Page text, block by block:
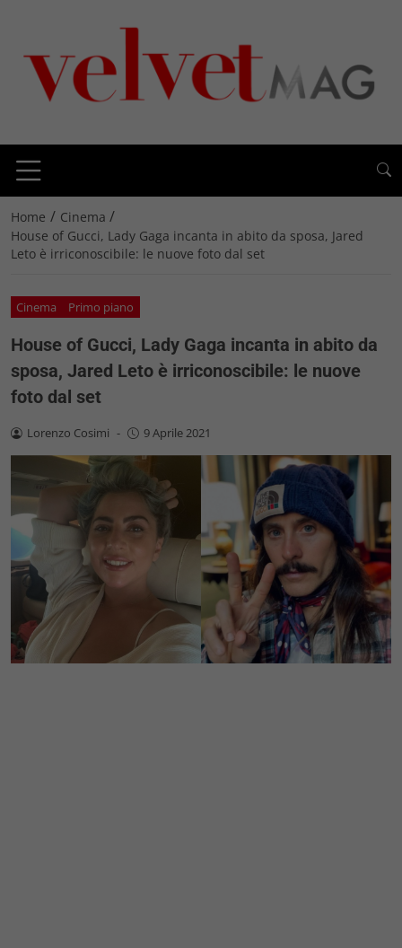
Home / Cinema /
House of Gucci, Lady Gaga incanta in abito da sposa, Jared
Leto è irriconoscibile: le nuove foto dal set
Cinema Primo piano
House of Gucci, Lady Gaga incanta in abito da
sposa, Jared Leto è irriconoscibile: le nuove
foto dal set
Lorenzo Cosimi - 9 Aprile 2021